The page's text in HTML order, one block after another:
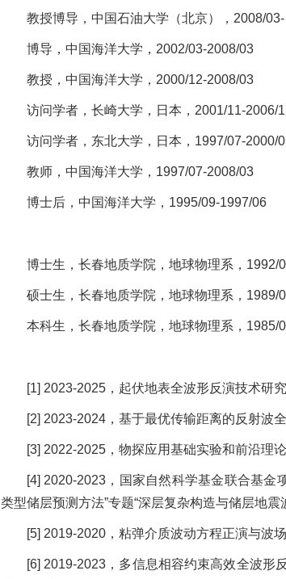
教授博导，中国石油大学（北京），2008/03-
博导，中国海洋大学，2002/03-2008/03
教授，中国海洋大学，2000/12-2008/03
访问学者，长崎大学，日本，2001/11-2006/
访问学者，东北大学，日本，1997/07-2000/
教师，中国海洋大学，1997/07-2008/03
博士后，中国海洋大学，1995/09-1997/06
博士生，长春地质学院，地球物理系，1992/
硕士生，长春地质学院，地球物理系，1989/
本科生，长春地质学院，地球物理系，1985/
[1] 2023-2025，起伏地表全波形反演技术研
[2] 2023-2024，基于最优传输距离的反射波
[3] 2022-2025，物探应用基础实验和前沿理
[4] 2020-2023，国家自然科学基金联合基金
类型储层预测方法”专题“深层复杂构造与储层地震
[5] 2019-2020，粘弹介质波动方程正演与波
[6] 2019-2023，多信息相容约束高效全波形